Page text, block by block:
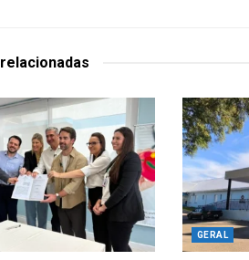
relacionadas
GERAL